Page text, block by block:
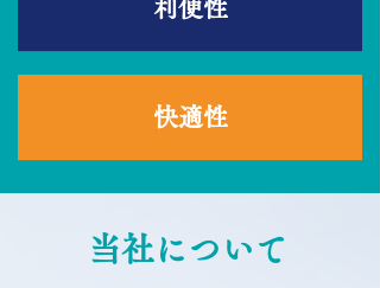
​利便性
​快適性
当社について